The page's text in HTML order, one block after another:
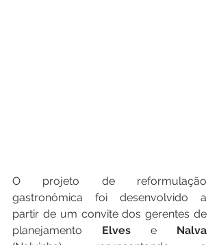
O projeto de reformulação
gastronômica foi desenvolvido a
partir de um convite dos gerentes de
planejamento Elves e Nalva